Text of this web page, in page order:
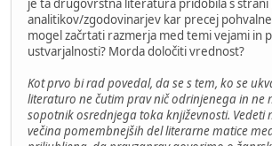
je ta drugovrstna literatura pridobila s
analitikov/zgodovinarjev kar precej
mogel začrtati razmerja med temi vejami in
ustvarjalnosti? Morda določiti vrednost?
Kot prvo bi rad povedal, da se s tem, ko se
literaturo ne čutim prav nič odrinjenega in ne
sopotnik osrednjega toka književnosti. Vedeti
večina pomembnejših del literarne matice